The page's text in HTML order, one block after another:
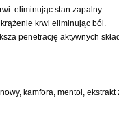
eliminując stan zapalny.
krwi eliminując ból.
penetrację aktywnych
kamfora, mentol,